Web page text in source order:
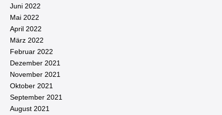
Juni 2022
Mai 2022
April 2022
März 2022
Februar 2022
Dezember 2021
November 2021
Oktober 2021
September 2021
August 2021